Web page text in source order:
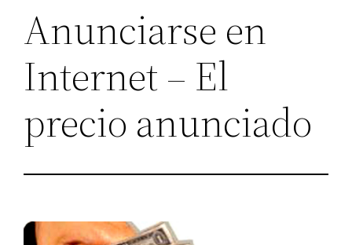
Anunciarse en
Internet – El
precio anunciado